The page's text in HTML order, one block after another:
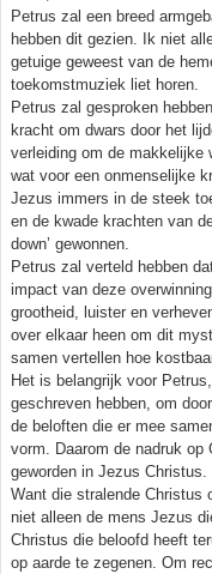
Petrus zal een breed
hebben dit gezien. Ik niet
getuige geweest van de
toekomstmuziek liet horen.
Petrus zal gesproken
kracht om dwars door het
verleiding om de makkelijke
wat voor een onmenselijke
Jezus immers in de steek
en de kwade krachten van
down’ gewonnen.
Petrus zal verteld hebben
impact van deze
grootheid, luister en
over elkaar heen om dit
samen vertellen hoe
Het is belangrijk voor
geschreven hebben, om
de beloften die er mee
vorm. Daarom de nadruk
geworden in Jezus Christus.
Want die stralende Christus
niet alleen de mens Jezus
Christus die beloofd heeft
op aarde te zegenen. Om